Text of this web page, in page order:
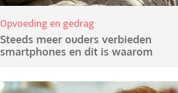
Opvoeding en gedrag
Steeds meer ouders verbieden
smartphones en dit is waarom